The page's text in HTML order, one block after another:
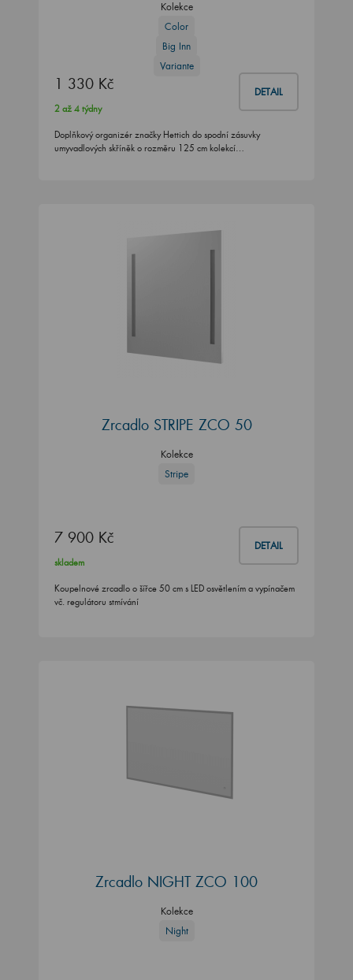
Kolekce
Color
Big Inn
Variante
1 330 Kč DETAIL
2 až 4 týdny
Doplňkový organizér značky Hettich do spodní zásuvky
umyvadlových skříněk o rozměru 125 cm kolekcí…
Zrcadlo STRIPE ZCO 50
Kolekce
Stripe
7 900 Kč DETAIL
skladem
Koupelnové zrcadlo o šířce 50 cm s LED osvětlením a vypínačem
vč. regulátoru stmívání
Zrcadlo NIGHT ZCO 100
Kolekce
Night